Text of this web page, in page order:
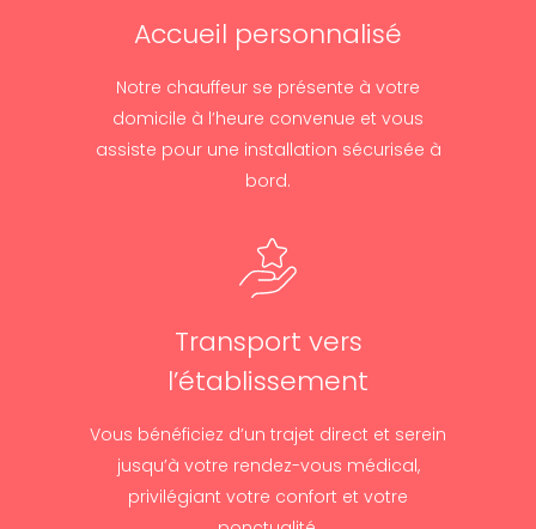
Accueil personnalisé
Notre chauffeur se présente à votre
domicile à l’heure convenue et vous
assiste pour une installation sécurisée à
bord.
Transport vers
l’établissement
Vous bénéficiez d’un trajet direct et serein
jusqu’à votre rendez-vous médical,
privilégiant votre confort et votre